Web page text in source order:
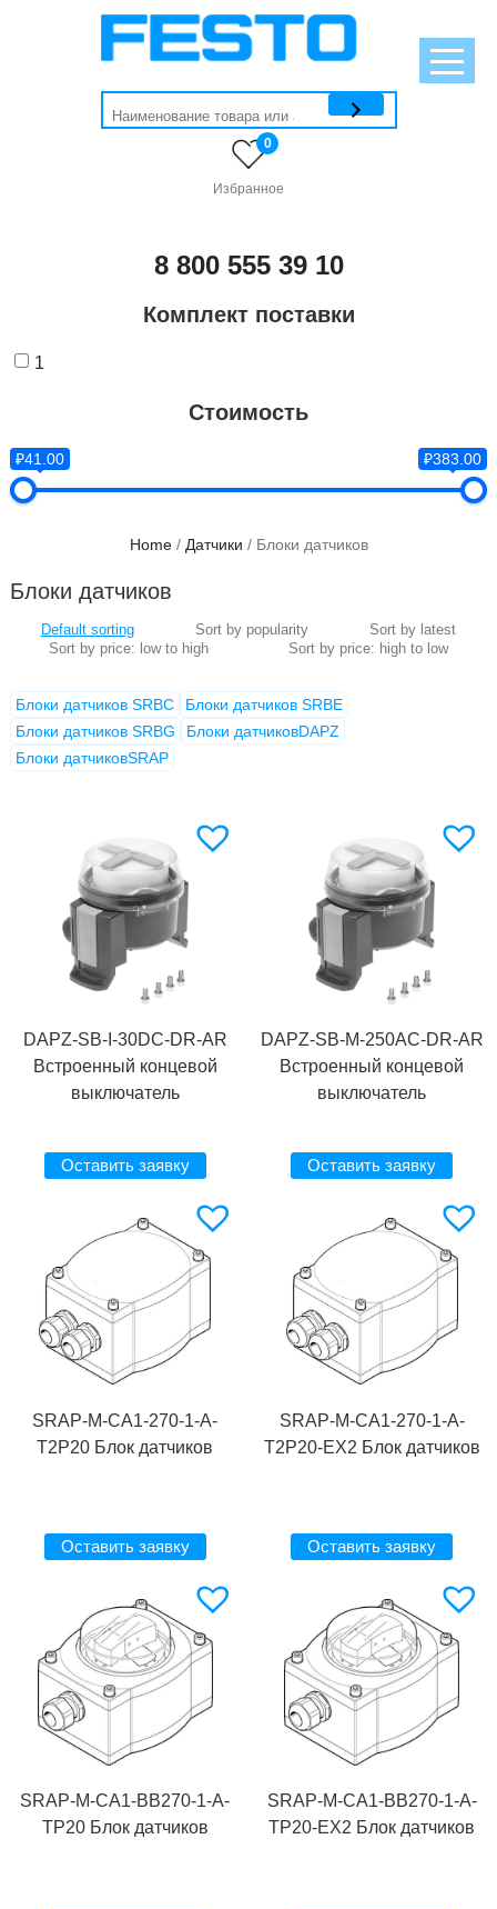
Избранное
0
8 800 555 39 10
Комплект поставки
1
Стоимость
₽41.00 ₽383.00
Home/ Датчики / Блоки датчиков
Блоки датчиков
Блоки датчиков SRBC
Блоки датчиков SRBE
Блоки датчиков SRBG
Блоки датчиковDAPZ
Блоки датчиковSRAP
DAPZ-SB-I-30DC-DR-AR
Встроенный концевой
выключатель
Оставить заявку
DAPZ-SB-M-250AC-DR-AR
Встроенный концевой
выключатель
Оставить заявку
SRAP-M-CA1-270-1-A-
T2P20 Блок датчиков
Оставить заявку
SRAP-M-CA1-270-1-A-
T2P20-EX2 Блок датчиков
Оставить заявку
SRAP-M-CA1-BB270-1-A-
TP20 Блок датчиков
SRAP-M-CA1-BB270-1-A-
TP20-EX2 Блок датчиков